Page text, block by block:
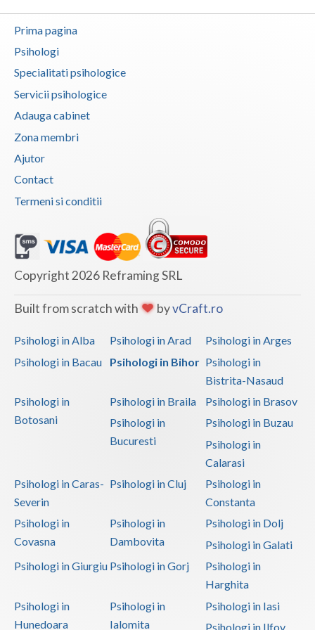
Neamt
Olt
Prahova
Salaj
Satu-Mare
Sibiu
Timis
Tulcea
Valcea
Vaslui
Vrancea
Prima pagina
Psihologi
Specialitati psihologice
Servicii psihologice
Adauga cabinet
Zona membri
Ajutor
Contact
Termeni si conditii
Copyright 2026 Reframing SRL
Built from scratch with byvCraft.ro
Psihologi in Alba Psihologi in Arad
Psihologi in Arges
Psihologi in Bacau
Psihologi in Bihor Psihologi in
Bistrita-Nasaud
Psihologi in
Botosani
Psihologi in Braila
Psihologi in Brasov
Psihologi in
Bucuresti
Psihologi in Buzau
Psihologi in
Calarasi
Psihologi in Caras-
Severin
Psihologi in Cluj
Psihologi in
Constanta
Psihologi in
Covasna
Psihologi in
Dambovita
Psihologi in Dolj
Psihologi in Galati
Psihologi in Giurgiu Psihologi in Gorj
Psihologi in
Harghita
Psihologi in
Hunedoara
Psihologi in
Ialomita
Psihologi in Iasi
Psihologi in Ilfov